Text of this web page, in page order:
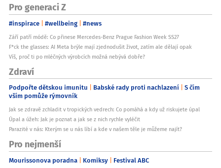
Pro generaci Z
#inspirace #wellbeing #news
Září patří módě: Co přinese Mercedes-Benz Prague Fashion Week SS27
F*ck the glasses: AI Meta brýle mají zjednodušit život, zatím ale dělají opak
Víš, proč ti po mléčných výrobcích možná nebývá dobře?
Zdraví
Podpořte dětskou imunitu Babské rady proti nachlazení S čím
vším pomůže rýmovník
Jak se zdravě zchladit v tropických vedrech: Co pomáhá a kdy už riskujete úpal
Úpal a úžeh: Jak je poznat a jak se z nich rychle vyléčit
Parazité v nás: Kterým se u nás líbí a kde v našem těle je můžeme najít?
Pro nejmenší
Mourissonova poradna Komiksy Festival ABC